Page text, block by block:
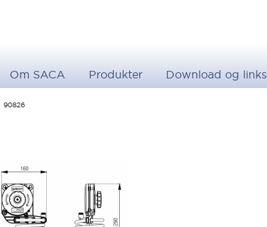
Om SACA Produkter Download og links
90826